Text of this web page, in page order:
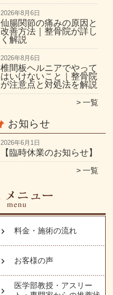
2026年8月6日
仙腸関節の痛みの原因と
改善方法｜整骨院が詳し
く解説
2026年8月6日
椎間板ヘルニアでやって
はいけないこと｜整骨院
が注意点と対処法を解説
一覧
お知らせ
2026年6月1日
【臨時休業のお知らせ】
一覧
料金・施術の流れ
お客様の声
医学部教授・アスリー